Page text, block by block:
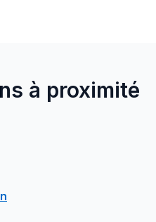
à proximité